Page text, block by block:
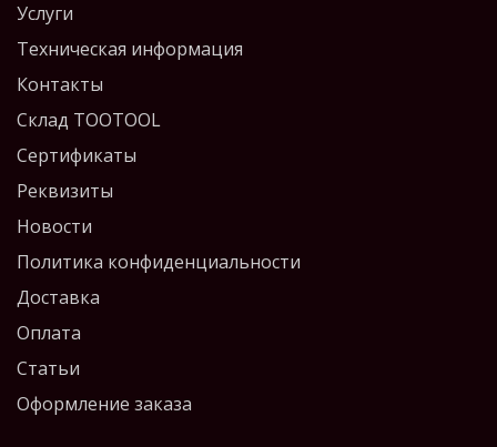
Услуги
Техническая информация
Контакты
Склад TOOTOOL
Сертификаты
Реквизиты
Новости
Политика конфиденциальности
Доставка
Оплата
Статьи
Оформление заказа